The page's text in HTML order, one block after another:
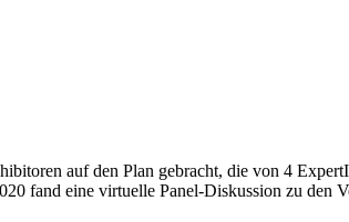
auf den Plan gebracht, die von 4
fand eine virtuelle Panel-Diskussion zu den